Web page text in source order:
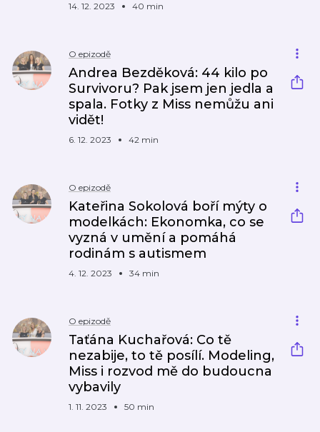
14. 12. 2023 40 min
O epizodě
Andrea Bezděková: 44 kilo po
Survivoru? Pak jsem jen jedla a
spala. Fotky z Miss nemůžu ani
vidět!
6. 12. 2023 42 min
O epizodě
Kateřina Sokolová boří mýty o
modelkách: Ekonomka, co se
vyzná v umění a pomáhá
rodinám s autismem
4. 12. 2023 34 min
O epizodě
Taťána Kuchařová: Co tě
nezabije, to tě posílí. Modeling,
Miss i rozvod mě do budoucna
vybavily
1. 11. 2023 50 min